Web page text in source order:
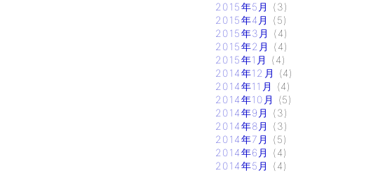
2015年5月
(3)
2015年4月
(5)
2015年3月
(4)
2015年2月
(4)
2015年1月
(4)
2014年12月
(4)
2014年11月
(4)
2014年10月
(5)
2014年9月
(3)
2014年8月
(3)
2014年7月
(5)
2014年6月
(4)
2014年5月
(4)